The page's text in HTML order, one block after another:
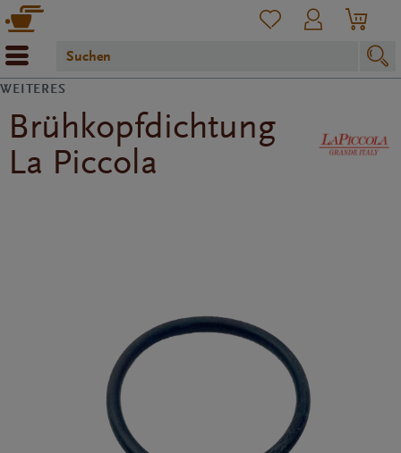
WEITERES
Brühkopfdichtung
La Piccola